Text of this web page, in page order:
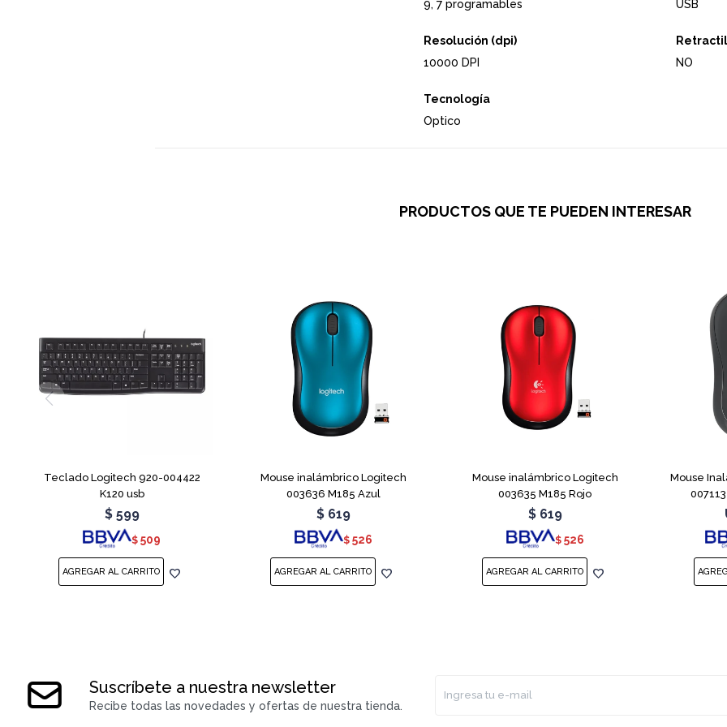
9, 7 programables USB
Resolución (dpi)
10000 DPI
Retractil
NO
Tecnología
Optico
PRODUCTOS QUE TE PUEDEN INTERESAR
Teclado Logitech 920-004422
K120 usb
$ 599
$ 509
Mouse inalámbrico Logitech
003636 M185 Azul
$ 619
$ 526
Mouse inalámbrico Logitech
003635 M185 Rojo
$ 619
$ 526
Mouse
Suscríbete a nuestra newsletter
Recibe todas las novedades y ofertas de nuestra tienda.